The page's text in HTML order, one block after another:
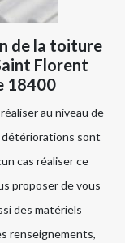
de la toiture
Florent
18400
au niveau de
sont
cas réaliser ce
proposer de vous
des matériels
renseignements,